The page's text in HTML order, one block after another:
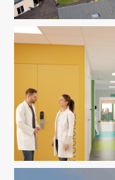
Ingenierie TCE